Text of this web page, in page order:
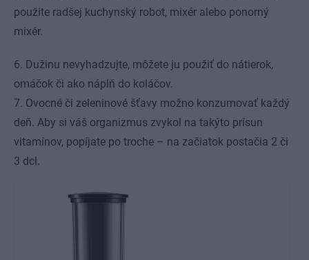
použite radšej kuchynský robot, mixér alebo ponorný
mixér.
6. Dužinu nevyhadzujte, môžete ju použiť do nátierok,
omáčok či ako náplň do koláčov.
7. Ovocné či zeleninové šťavy možno konzumovať každý
deň. Aby si váš organizmus zvykol na takýto prísun
vitamínov, popíjate po troche – na začiatok postačia 2 či
3 dcl.